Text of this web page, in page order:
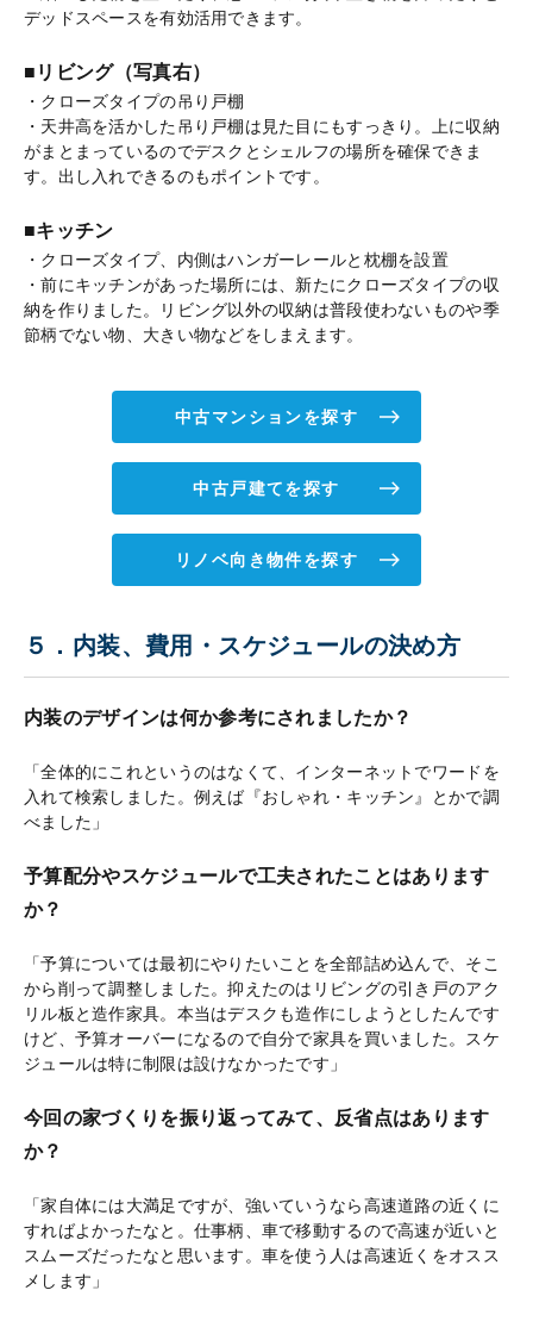
デッドスペースを有効活用できます。
■リビング（写真右）
・クローズタイプの吊り戸棚
・天井高を活かした吊り戸棚は見た目にもすっきり。上に収納
がまとまっているのでデスクとシェルフの場所を確保できま
す。出し入れできるのもポイントです。
■キッチン
・クローズタイプ、内側はハンガーレールと枕棚を設置
・前にキッチンがあった場所には、新たにクローズタイプの収
納を作りました。リビング以外の収納は普段使わないものや季
節柄でない物、大きい物などをしまえます。
中古マンションを探す
中古戸建てを探す
リノベ向き物件を探す
５．内装、費用・スケジュールの決め方
内装のデザインは何か参考にされましたか？
「全体的にこれというのはなくて、インターネットでワードを
入れて検索しました。例えば『おしゃれ・キッチン』とかで調
べました」
予算配分やスケジュールで工夫されたことはあります
か？
「予算については最初にやりたいことを全部詰め込んで、そこ
から削って調整しました。抑えたのはリビングの引き戸のアク
リル板と造作家具。本当はデスクも造作にしようとしたんです
けど、予算オーバーになるので自分で家具を買いました。スケ
ジュールは特に制限は設けなかったです」
今回の家づくりを振り返ってみて、反省点はあります
か？
「家自体には大満足ですが、強いていうなら高速道路の近くに
すればよかったなと。仕事柄、車で移動するので高速が近いと
スムーズだったなと思います。車を使う人は高速近くをオスス
メします」